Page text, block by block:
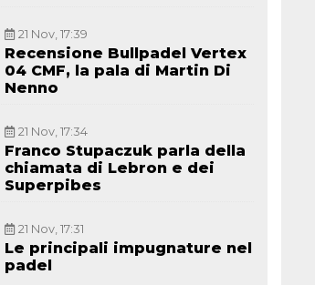
21 Nov, 17:39
Recensione Bullpadel Vertex
04 CMF, la pala di Martin Di
Nenno
21 Nov, 17:34
Franco Stupaczuk parla della
chiamata di Lebron e dei
Superpibes
21 Nov, 17:31
Le principali impugnature nel
padel